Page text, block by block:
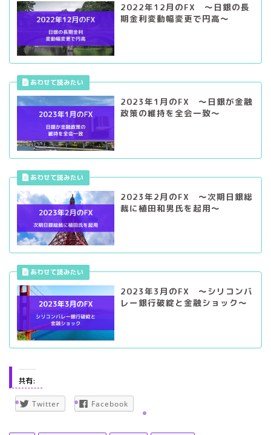
2022年12月のFX ～日銀の長
期金利変動幅変更で円高～
2023年1月のFX ～日銀が金融
政策の維持を全会一致～
2023年2月のFX ～次期日銀総
裁に植田和男氏を起用～
2023年3月のFX ～シリコンバ
レー銀行破綻と金融ショック～
共有:
Twitter Facebook